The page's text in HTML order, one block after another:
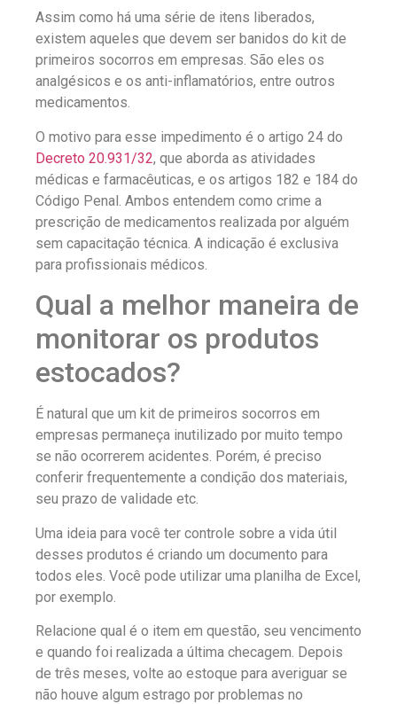
Assim como há uma série de itens liberados,
existem aqueles que devem ser banidos do kit de
primeiros socorros em empresas. São eles os
analgésicos e os anti-inflamatórios, entre outros
medicamentos.
O motivo para esse impedimento é o artigo 24 do
Decreto 20.931/32, que aborda as atividades
médicas e farmacêuticas, e os artigos 182 e 184 do
Código Penal. Ambos entendem como crime a
prescrição de medicamentos realizada por alguém
sem capacitação técnica. A indicação é exclusiva
para profissionais médicos.
Qual a melhor maneira de
monitorar os produtos
estocados?
É natural que um kit de primeiros socorros em
empresas permaneça inutilizado por muito tempo
se não ocorrerem acidentes. Porém, é preciso
conferir frequentemente a condição dos materiais,
seu prazo de validade etc.
Uma ideia para você ter controle sobre a vida útil
desses produtos é criando um documento para
todos eles. Você pode utilizar uma planilha de Excel,
por exemplo.
Relacione qual é o item em questão, seu vencimento
e quando foi realizada a última checagem. Depois
de três meses, volte ao estoque para averiguar se
não houve algum estrago por problemas no